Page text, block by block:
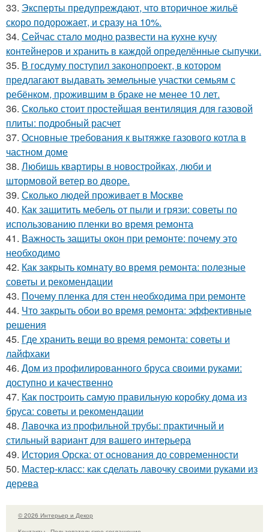
33. Эксперты предупреждают, что вторичное жильё
скоро подорожает, и сразу на 10%.
34. Сейчас стало модно развести на кухне кучу
контейнеров и хранить в каждой определённые сыпучки.
35. В госдуму поступил законопроект, в котором
предлагают выдавать земельные участки семьям с
ребёнком, прожившим в браке не менее 10 лет.
36. Сколько стоит простейшая вентиляция для газовой
плиты: подробный расчет
37. Основные требования к вытяжке газового котла в
частном доме
38. Любишь квартиры в новостройках, люби и
штормовой ветер во дворе.
39. Сколько людей проживает в Москве
40. Как защитить мебель от пыли и грязи: советы по
использованию пленки во время ремонта
41. Важность защиты окон при ремонте: почему это
необходимо
42. Как закрыть комнату во время ремонта: полезные
советы и рекомендации
43. Почему пленка для стен необходима при ремонте
44. Что закрыть обои во время ремонта: эффективные
решения
45. Где хранить вещи во время ремонта: советы и
лайфхаки
46. Дом из профилированного бруса своими руками:
доступно и качественно
47. Как построить самую правильную коробку дома из
бруса: советы и рекомендации
48. Лавочка из профильной трубы: практичный и
стильный вариант для вашего интерьера
49. История Орска: от основания до современности
50. Мастер-класс: как сделать лавочку своими руками из
дерева
© 2026 Интерьер и Декор